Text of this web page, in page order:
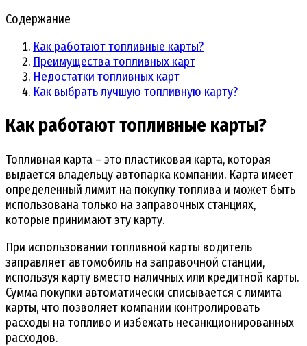
Содержание
Как работают топливные карты?
Преимущества топливных карт
Недостатки топливных карт
Как выбрать лучшую топливную карту?
Как работают топливные карты?
Топливная карта – это пластиковая карта, которая
выдается владельцу автопарка компании. Карта имеет
определенный лимит на покупку топлива и может быть
использована только на заправочных станциях,
которые принимают эту карту.
При использовании топливной карты водитель
заправляет автомобиль на заправочной станции,
используя карту вместо наличных или кредитной карты.
Сумма покупки автоматически списывается с лимита
карты, что позволяет компании контролировать
расходы на топливо и избежать несанкционированных
расходов.